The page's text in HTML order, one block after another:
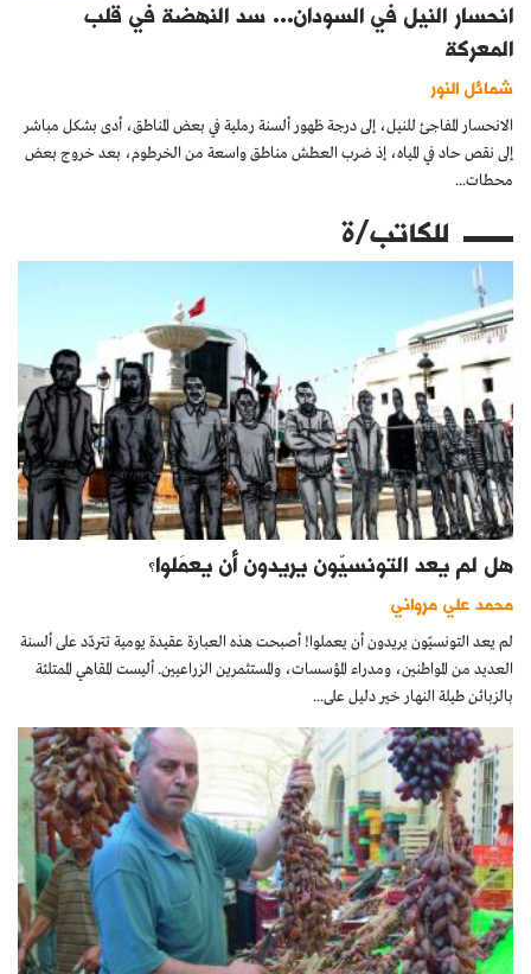
انحسار النيل في السودان… سد النهضة في قلب
المعركة
شمائل النور
الانحسار المفاجئ للنيل، إلى درجة ظهور ألسنة رملية في بعض المناطق، أدى بشكل مباشر
إلى نقص حاد في المياه، إذ ضرب العطش مناطق واسعة من الخرطوم، بعد خروج بعض
محطات...
للكاتب/ة
هل لم يعد التونسيّون يريدون أن يعمَلوا؟
محمد علي مرواني
لم يعد التونسيّون يريدون أن يعملوا! أصبحت هذه العبارة عقيدة يومية تتردّد على ألسنة
العديد من المواطنين، ومدراء المؤسسات، والمستثمرين الزراعيين. أليست المقاهي الممتلئة
بالزبائن طيلة النهار خير دليل على...